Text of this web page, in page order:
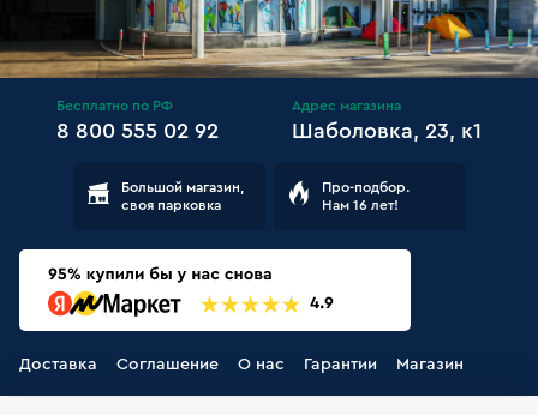
Бесплатно по РФ
8 800 555 02 92
Адрес магазина
Шаболовка, 23, к1
Большой магазин,
своя парковка
Про-подбор.
Нам 16 лет!
Доставка Соглашение О нас Гарантии Магазин